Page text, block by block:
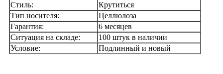
Стиль:
Крутиться
Тип носителя:
Целлюлоза
Гарантия:
6 месяцев
Ситуация на складе:
100 штук в наличии
Условие:
Подлинный и новый